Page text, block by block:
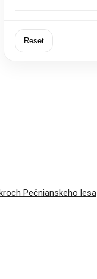
Reset
Pečnianskeho lesa